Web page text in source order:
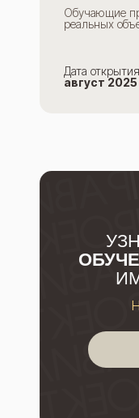
Дата
август 2025
Обучающие
реальных